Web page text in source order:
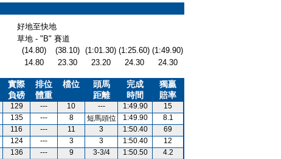
好地至快地
草地 - "B" 賽道
(14.80) (38.10) (1:01.30) (1:25.60) (1:49.90)
14.80 23.30 23.20 24.30 24.30
實際
負磅
排位
體重
檔位
頭馬
距離
完成
時間
獨贏
賠率
129 --- 10 --- 1:49.90
15
135 --- 8 短馬頭位 1:49.90
8.1
116 --- 11 3 1:50.40
69
124 --- 3 3 1:50.40
12
136 --- 9 3-3/4 1:50.50
4.2